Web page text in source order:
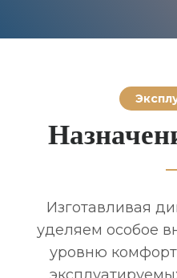
Изготавливая
уделяем особое
уровню